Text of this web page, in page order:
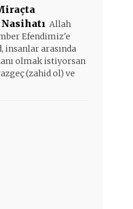
Allah
Efendimiz'e
insanlar arasında
olmak istiyorsan
(zahid ol) ve